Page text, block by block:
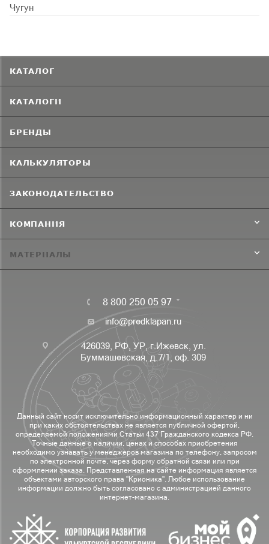
Чугун
КАТАЛОГ
КАТАЛОГИ
БРЕНДЫ
КАЛЬКУЛЯТОРЫ
ЗАКОНОДАТЕЛЬСТВО
КОМПАНИЯ
МАТЕРИАЛЫ
8 800 250 05 97
info@predklapan.ru
426039, РФ, УР, г.Ижевск, ул.
Буммашевская, д.7/1, оф. 309
Данный сайт носит исключительно информационный характер и ни
при каких обстоятельствах не является публичной офертой,
определяемой положениями Статьи 437 Гражданского кодекса РФ.
Точные данные о наличии, ценах и способах приобретения
необходимо узнавать у менеджеров магазина по телефону, запросом
по электронной почте, через форму обратной связи или при
оформлении заказа. Представленная на сайте информация является
объектами авторского права "Крионика". Любое использование
информации должно быть согласовано с администрацией данного
интернет-магазина.